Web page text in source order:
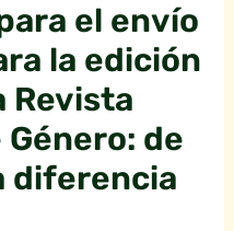
el envío
la edición
Revista
de
diferencia